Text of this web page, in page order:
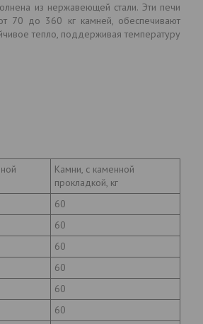
из нержавеющей стали. Эти печи
70 до 360 кг камней, обеспечивают
тепло, поддерживая температуру
Камни, с каменной
прокладкой, кг
60
60
60
60
60
60